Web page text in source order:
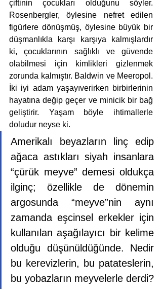
çiftinin çocukları olduğunu söyler.
Rosenbergler, öylesine nefret edilen
figürlere dönüşmüş, öylesine büyük bir
düşmanlıkla karşı karşıya kalmışlardır
ki, çocuklarının sağlıklı ve güvende
olabilmesi için kimlikleri gizlenmek
zorunda kalmıştır. Baldwin ve Meeropol.
İki iyi adam yaşayıverirken birbirlerinin
hayatına değip geçer ve minicik bir bağ
geliştirir. Yaşam böyle ihtimallerle
doludur neyse ki.
Amerikalı beyazların linç edip
ağaca astıkları siyah insanlara
“çürük meyve” demesi oldukça
ilginç; özellikle de dönemin
argosunda “meyve”nin aynı
zamanda eşcinsel erkekler için
kullanılan aşağılayıcı bir kelime
olduğu düşünüldüğünde. Nedir
bu kerevizlerin, bu patateslerin,
bu yobazların meyvelerle derdi?